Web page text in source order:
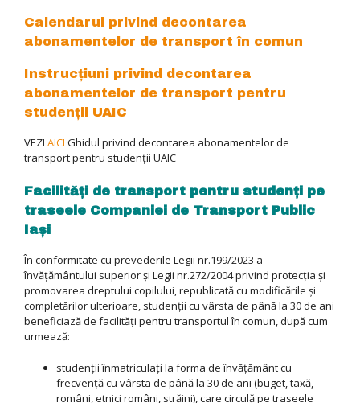
Calendarul privind decontarea
abonamentelor de transport în comun
Instrucțiuni privind decontarea
abonamentelor de transport pentru
studenții UAIC
VEZI AICI Ghidul privind decontarea abonamentelor de
transport pentru studenții UAIC
Facilități de transport pentru studenți pe
traseele Companiei de Transport Public
Iași
În conformitate cu prevederile Legii nr.199/2023 a
învățământului superior și Legii nr.272/2004 privind protecția și
promovarea dreptului copilului, republicată cu modificările și
completărilor ulterioare, studenții cu vârsta de până la 30 de ani
beneficiază de facilități pentru transportul în comun, după cum
urmează:
studenții înmatriculaţi la forma de învăţământ cu
frecvenţă cu vârsta de până la 30 de ani (buget, taxă,
români, etnici români, străini), care circulă pe traseele